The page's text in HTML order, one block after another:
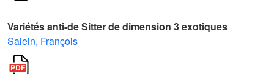
Variétés anti-de Sitter de dimension 3 exotiques
Salein, François